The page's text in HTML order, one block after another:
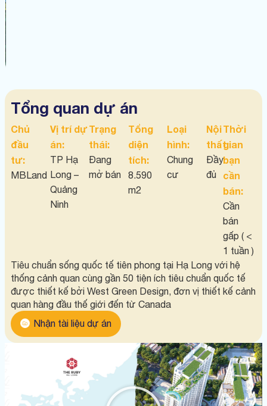
Tổng quan dự án
Chủ
đầu
tư:
MBLand
Vị trí dự
án:
TP Hạ
Long –
Quảng
Ninh
Trạng
thái:
Đang
mở bán
Tổng
diện
tích:
8.590
m2
Loại
hình:
Chung
cư
Nội
thất:
Đầy
đủ
Thời
gian
bạn
cần
bán:
Cần
bán
gấp ( <
1 tuần )
Tiêu chuẩn sống quốc tế tiên phong tại Hạ Long với hệ
thống cảnh quan cùng gần 50 tiện ích tiêu chuẩn quốc tế
được thiết kế bởi West Green Design, đơn vị thiết kế cảnh
quan hàng đầu thế giới đến từ Canada
Nhận tài liệu dự án